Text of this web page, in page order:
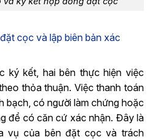
cọc và lập biên bản xác
ký kết, hai bên thực hiện việc
thỏa thuận. Việc thanh toán
bạch, có người làm chứng hoặc
để có căn cứ xác nhận. Đây là
vụ của bên đặt cọc và trách